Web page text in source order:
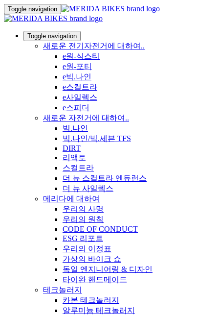
Toggle navigation
Toggle navigation
새로운 전기자전거에 대하여..
e원-식스티
e원-포티
e빅.나인
e스컬트라
e사일렉스
e스피더
새로운 자전거에 대하여..
빅.나인
빅.나인/빅.세븐 TFS
DIRT
리액토
스컬트라
더 뉴 스컬트라 엔듀런스
더 뉴 사일렉스
메리다에 대하여
우리의 사명
우리의 원칙
CODE OF CONDUCT
ESG 리포트
우리의 이정표
가상의 바이크 쇼
독일 엔지니어링 & 디자인
타이완 핸드메이드
테크놀러지
카본 테크놀러지
알루미늄 테크놀러지